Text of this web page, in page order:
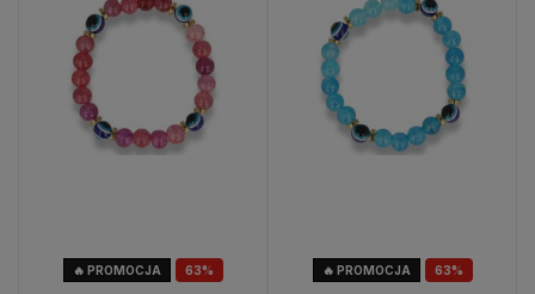
63%
🔥 PROMOCJA
63%
🔥 PROMOCJA